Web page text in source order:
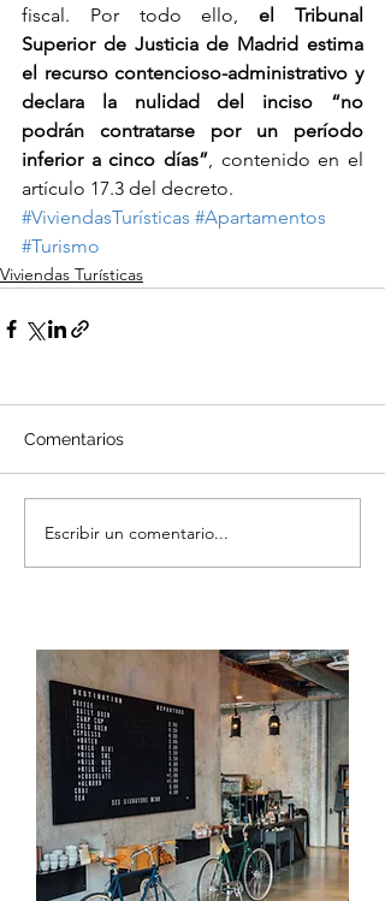
fiscal. Por todo ello, el Tribunal
Superior de Justicia de Madrid estima
el recurso contencioso-administrativo y
declara la nulidad del inciso “no
podrán contratarse por un período
inferior a cinco días”, contenido en el
artículo 17.3 del decreto.
#ViviendasTurísticas #Apartamentos
#Turismo
Viviendas Turísticas
Comentarios
Escribir un comentario...